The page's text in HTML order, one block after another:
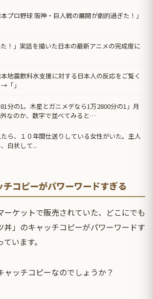
プロ野球 阪神・巨人戦の展開が劇的過ぎた！」
！」実話を描いた日本の最新アニメの完成度に
本地震飲料水支援に対する日本人の反応をご覧く
「」
81分の1。木星とガニメデなら1万2800分の1」月
なのか、数字で並べてみると…
ら、１０年間仕送りしている女性がいた。主人
白状して...
チコピーがパワーワードすぎる
ーケットで販売されていた、どこにでも
丼」のキャッチコピーがパワーワードす
います。
ャッチコピーなのでしょうか？